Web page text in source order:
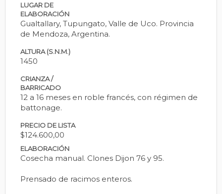
LUGAR DE
ELABORACIÓN
Gualtallary, Tupungato, Valle de Uco. Provincia
de Mendoza, Argentina.
ALTURA (S.N.M.)
1450
CRIANZA /
BARRICADO
12 a 16 meses en roble francés, con régimen de
battonage.
PRECIO DE LISTA
$124.600,00
ELABORACIÓN
Cosecha manual. Clones Dijon 76 y 95.
Prensado de racimos enteros.